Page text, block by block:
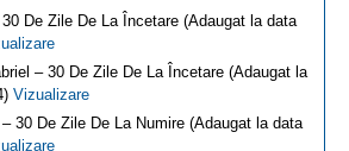
De Zile De La Încetare (Adaugat la data
– 30 De Zile De La Încetare (Adaugat la
Vizualizare
30 De Zile De La Numire (Adaugat la data